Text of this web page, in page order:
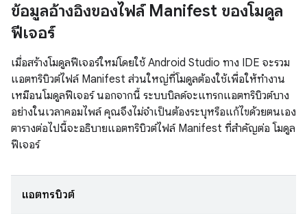
ข้อมูลอ้างอิงของไฟล์ Manifest ของโมดูล
ฟีเจอร์
เมื่อสร้างโมดูลฟีเจอร์ใหม่โดยใช้ Android Studio ทาง IDE จะรวม
แอตทริบิวต์ไฟล์ Manifest ส่วนใหญ่ที่โมดูลต้องใช้เพื่อให้ทำงาน
เหมือนโมดูลฟีเจอร์ นอกจากนี้ ระบบบิลด์จะแทรกแอตทริบิวต์บาง
อย่างในเวลาคอมไพล์ คุณจึงไม่จำเป็นต้องระบุหรือแก้ไขด้วยตนเอง
ตารางต่อไปนี้จะอธิบายแอตทริบิวต์ไฟล์ Manifest ที่สำคัญต่อ โมดูล
ฟีเจอร์
แอตทริบิวต์